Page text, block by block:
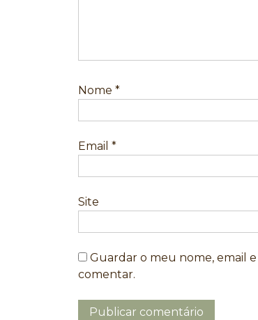
Nome *
Email *
Site
Guardar o meu nome, email
comentar.